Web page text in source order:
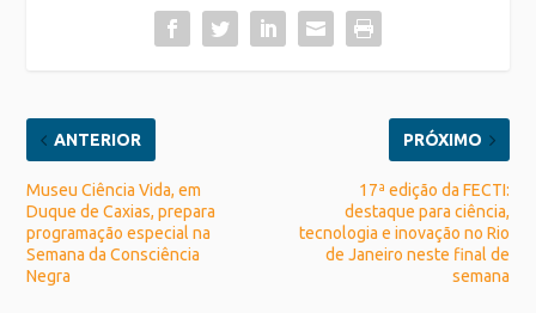
ANTERIOR
Museu Ciência Vida, em
Duque de Caxias, prepara
programação especial na
Semana da Consciência
Negra
PRÓXIMO
17ª edição da FECTI:
destaque para ciência,
tecnologia e inovação no Rio
de Janeiro neste final de
semana